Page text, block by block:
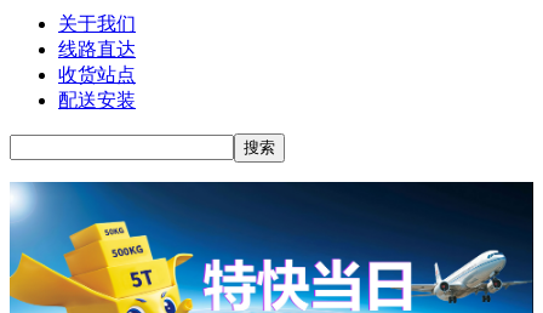
关于我们
线路直达
收货站点
配送安装